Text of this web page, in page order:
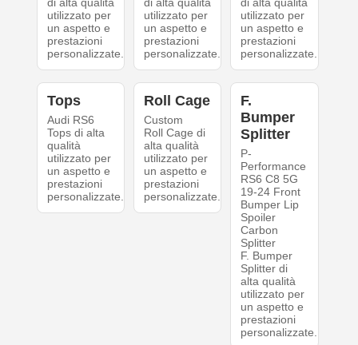
di alta qualità
utilizzato per
un aspetto e
prestazioni
personalizzate.
di alta qualità
utilizzato per
un aspetto e
prestazioni
personalizzate.
di alta qualità
utilizzato per
un aspetto e
prestazioni
personalizzate.
Tops
Audi RS6
Tops di alta
qualità
utilizzato per
un aspetto e
prestazioni
personalizzate.
Roll Cage
Custom
Roll Cage di
alta qualità
utilizzato per
un aspetto e
prestazioni
personalizzate.
F.
Bumper
Splitter
P-
Performance
RS6 C8 5G
19-24 Front
Bumper Lip
Spoiler
Carbon
Splitter
F. Bumper
Splitter di
alta qualità
utilizzato per
un aspetto e
prestazioni
personalizzate.